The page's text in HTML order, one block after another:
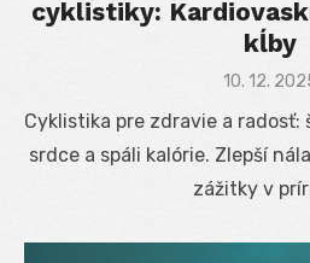
cyklistiky:
kĺby
Posted
10. 12.
Cyklistika pre zdravie a radosť:
srdce a spáli kalórie. Zlepší
zážitky v